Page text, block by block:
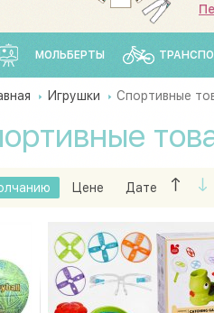
МОЛЬБЕРТЫ
Игрушки Спортивные
Цене Дате